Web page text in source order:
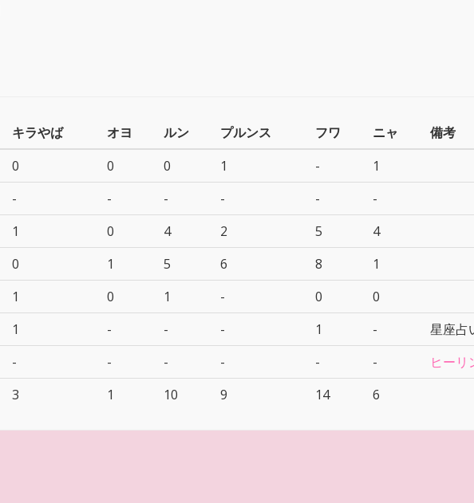
キラやば オヨ ルン プルンス フワ ニャ
備考
0 0 0 1 -
1
- - - - -
-
1 0 4 2 5
4
0 1 5 6 8
1
1 0 1 - 0
0
1 - - - 1 -
星座占
- - - - - -
ヒー
3 1 10 9 14 6